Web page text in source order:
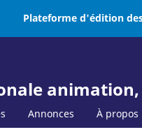
Plateforme d'édition
Annonces À propos